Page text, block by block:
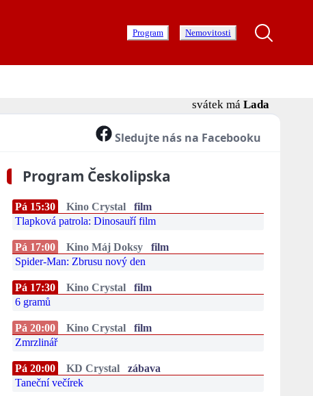
Program Nemovitosti
svátek má Lada
Sledujte nás na Facebooku
Program Českolipska
Pá 15:30 Kino Crystal
film
Tlapková patrola: Dinosauří film
Pá 17:00 Kino Máj Doksy
film
Spider-Man: Zbrusu nový den
Pá 17:30 Kino Crystal
film
6 gramů
Pá 20:00 Kino Crystal
film
Zmrzlinář
Pá 20:00 KD Crystal
zábava
Taneční večírek